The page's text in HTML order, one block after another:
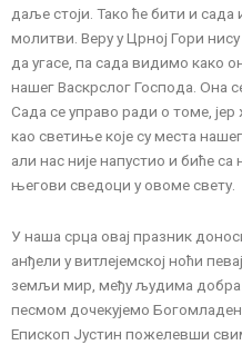
даље стоји. Тако ће бити и сада
молитви. Веру у Црној Гори
да угасе, па сада видимо како
нашег Васкрслог Господа. Она
Сада се управо ради о томе,
као светиње које су места
али нас није напустио и биће
његови сведоци у овоме свету.
У наша срца овај празник
анђели у витлејемској ноћи
земљи мир, међу људима добра
песмом дочекујемо
Епископ Јустин пожелевши